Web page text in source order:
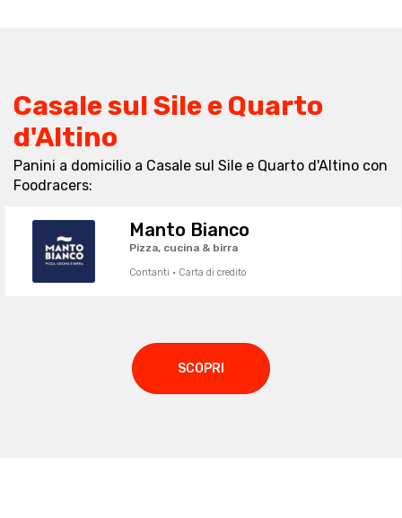
Casale sul Sile e Quarto
d'Altino
Panini a domicilio a Casale sul Sile e Quarto d'Altino con
Foodracers:
Manto Bianco
Pizza, cucina & birra
Contanti · Carta di credito
SCOPRI